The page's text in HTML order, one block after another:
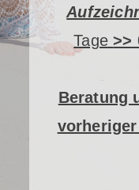
Tage>>
Beratung